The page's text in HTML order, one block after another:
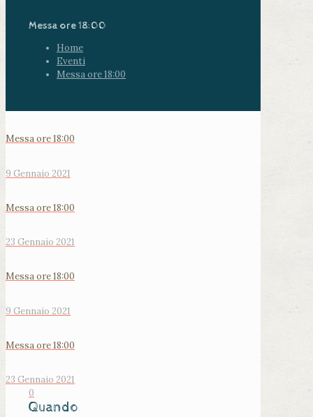
Messa ore 18:00
Home
Eventi
Messa ore 18:00
Messa ore 18:00
9 Gennaio 2021
Messa ore 18:00
23 Gennaio 2021
Messa ore 18:00
9 Gennaio 2021
Messa ore 18:00
23 Gennaio 2021
0
Quando